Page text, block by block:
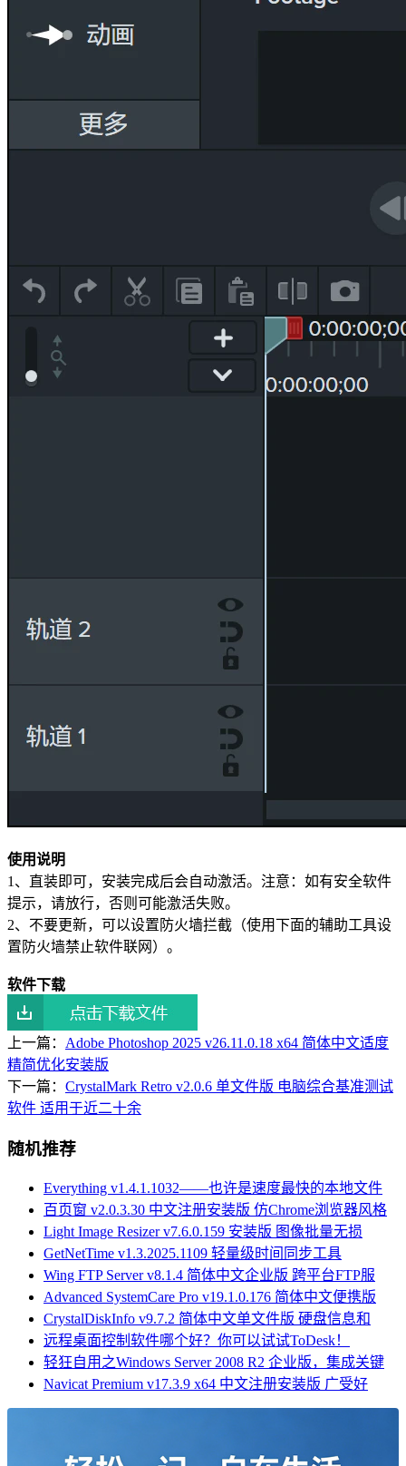
使用说明
1、直装即可，安装完成后会自动激活。注意：如有安全软件
提示，请放行，否则可能激活失败。
2、不要更新，可以设置防火墙拦截（使用下面的辅助工具设
置防火墙禁止软件联网）。
软件下载
上一篇： Adobe Photoshop 2025 v26.11.0.18 x64 简体中文适度
精简优化安装版
下一篇： CrystalMark Retro v2.0.6 单文件版 电脑综合基准测试
软件 适用于近二十余
随机推荐
Everything v1.4.1.1032——也许是速度最快的本地文件
百页窗 v2.0.3.30 中文注册安装版 仿Chrome浏览器风格
Light Image Resizer v7.6.0.159 安装版 图像批量无损
GetNetTime v1.3.2025.1109 轻量级时间同步工具
Wing FTP Server v8.1.4 简体中文企业版 跨平台FTP服
Advanced SystemCare Pro v19.1.0.176 简体中文便携版
CrystalDiskInfo v9.7.2 简体中文单文件版 硬盘信息和
远程桌面控制软件哪个好？你可以试试ToDesk！
轻狂自用之Windows Server 2008 R2 企业版，集成关键
Navicat Premium v17.3.9 x64 中文注册安装版 广受好